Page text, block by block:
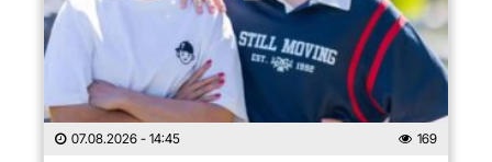
07.08.2026 - 14:45 169